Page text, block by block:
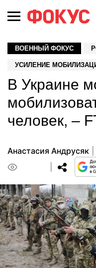
ВОЕННЫЙ ФОКУС
УСИЛЕНИЕ
В Украине
человек, –
Анастасия Андрусяк